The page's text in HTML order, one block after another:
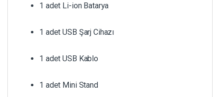
1 adet Li-ion Batarya
1 adet USB Şarj Cihazı
1 adet USB Kablo
1 adet Mini Stand